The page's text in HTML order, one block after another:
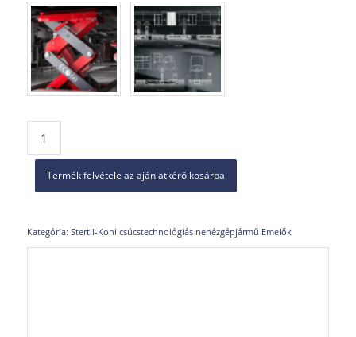
Termék felvétele az ajánlatkérő kosárba
Kategória: Stertil-Koni csúcstechnológiás nehézgépjármű Emelők